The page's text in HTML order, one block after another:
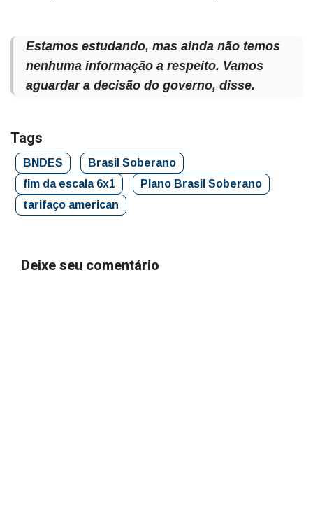
Estamos estudando, mas ainda não temos
nenhuma informação a respeito. Vamos
aguardar a decisão do governo, disse.
Tags
BNDES
Brasil Soberano
fim da escala 6x1
Plano Brasil Soberano
tarifaço american
Deixe seu comentário